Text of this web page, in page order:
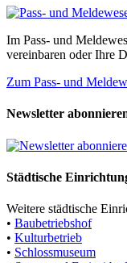
Im Pass- und
vereinbaren oder Ihre
Zum Pass- und
Newsletter
Städtische
Weitere städtische
• Baubetriebshof
• Kulturbetrieb
• Schlossmuseum